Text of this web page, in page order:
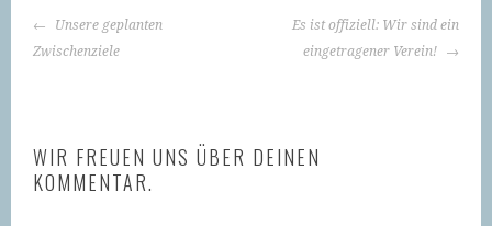
BEITRAGS-
NAVIGATION
Unsere geplanten
Zwischenziele
Es ist offiziell: Wir sind ein
eingetragener Verein!
WIR FREUEN UNS ÜBER DEINEN
KOMMENTAR.